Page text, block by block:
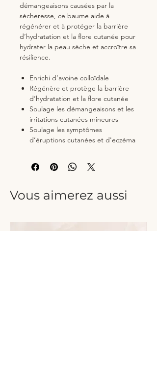
démangeaisons causées par la
sécheresse, ce baume aide à
régénérer et à protéger la barrière
d’hydratation et la flore cutanée pour
hydrater la peau sèche et accroître sa
résilience.
Enrichi d’avoine colloïdale
Régénère et protège la barrière
d’hydratation et la flore cutanée
Soulage les démangeaisons et les
irritations cutanées mineures
Soulage les symptômes
d’éruptions cutanées et d'eczéma
Vous aimerez aussi